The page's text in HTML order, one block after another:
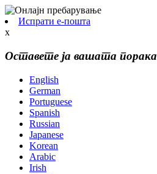
Испрати е-пошта
x
Оставете ја вашата порака
English
German
Portuguese
Spanish
Russian
Japanese
Korean
Arabic
Irish